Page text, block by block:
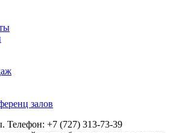
залов
Телефон: +7 (727) 313-73-39